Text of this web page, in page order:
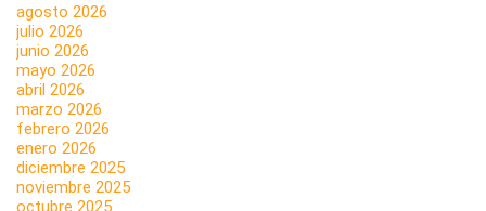
agosto 2026
julio 2026
junio 2026
mayo 2026
abril 2026
marzo 2026
febrero 2026
enero 2026
diciembre 2025
noviembre 2025
octubre 2025